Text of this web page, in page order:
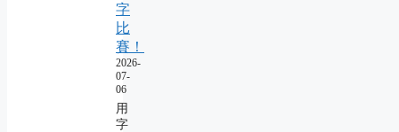
字
比
賽！
2026-
07-
06
用
字